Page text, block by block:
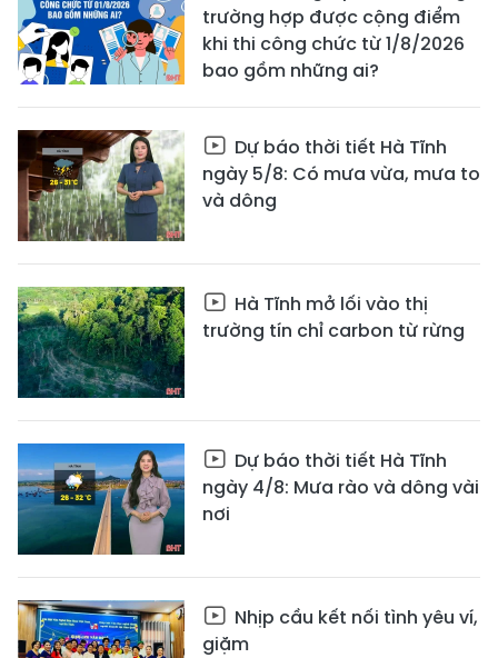
trường hợp được cộng điểm
khi thi công chức từ 1/8/2026
bao gồm những ai?
Dự báo thời tiết Hà Tĩnh
ngày 5/8: Có mưa vừa, mưa to
và dông
Hà Tĩnh mở lối vào thị
trường tín chỉ carbon từ rừng
Dự báo thời tiết Hà Tĩnh
ngày 4/8: Mưa rào và dông vài
nơi
Nhịp cầu kết nối tình yêu ví,
giặm